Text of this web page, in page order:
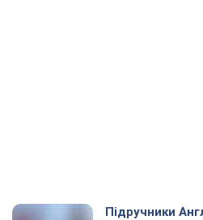
Підручники